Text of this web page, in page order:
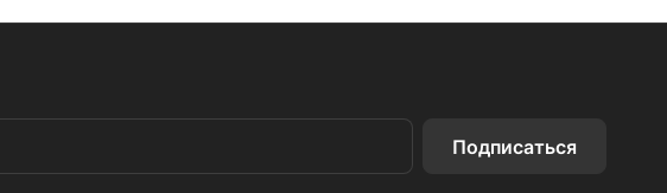
Подписаться